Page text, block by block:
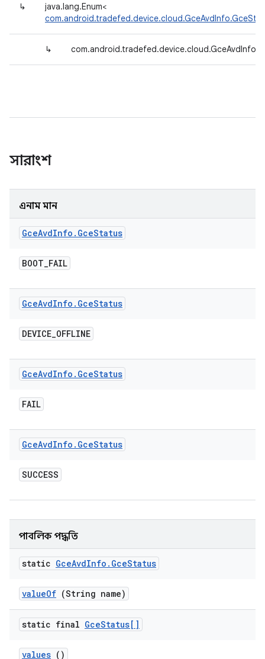
↳
java.lang.Enum<
↳
সারাংশ
এনাম মান
GceAvdInfo . GceStatus
BOOT_FAIL
GceAvdInfo . GceStatus
DEVICE_OFFLINE
GceAvdInfo . GceStatus
FAIL
GceAvdInfo . GceStatus
SUCCESS
পাবলিক পদ্ধতি
static GceAvdInfo . GceStatus
valueOf (String name)
static final GceStatus[]
values ()